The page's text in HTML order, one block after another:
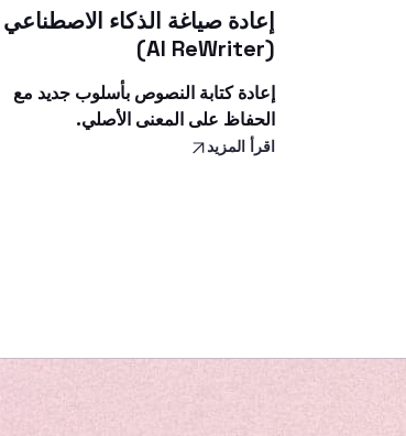
إعادة صياغة الذكاء الاصطناعي
(AI ReWriter)
إعادة كتابة النصوص بأسلوب جديد مع
الحفاظ على المعنى الأصلي.
اقرأ المزيد